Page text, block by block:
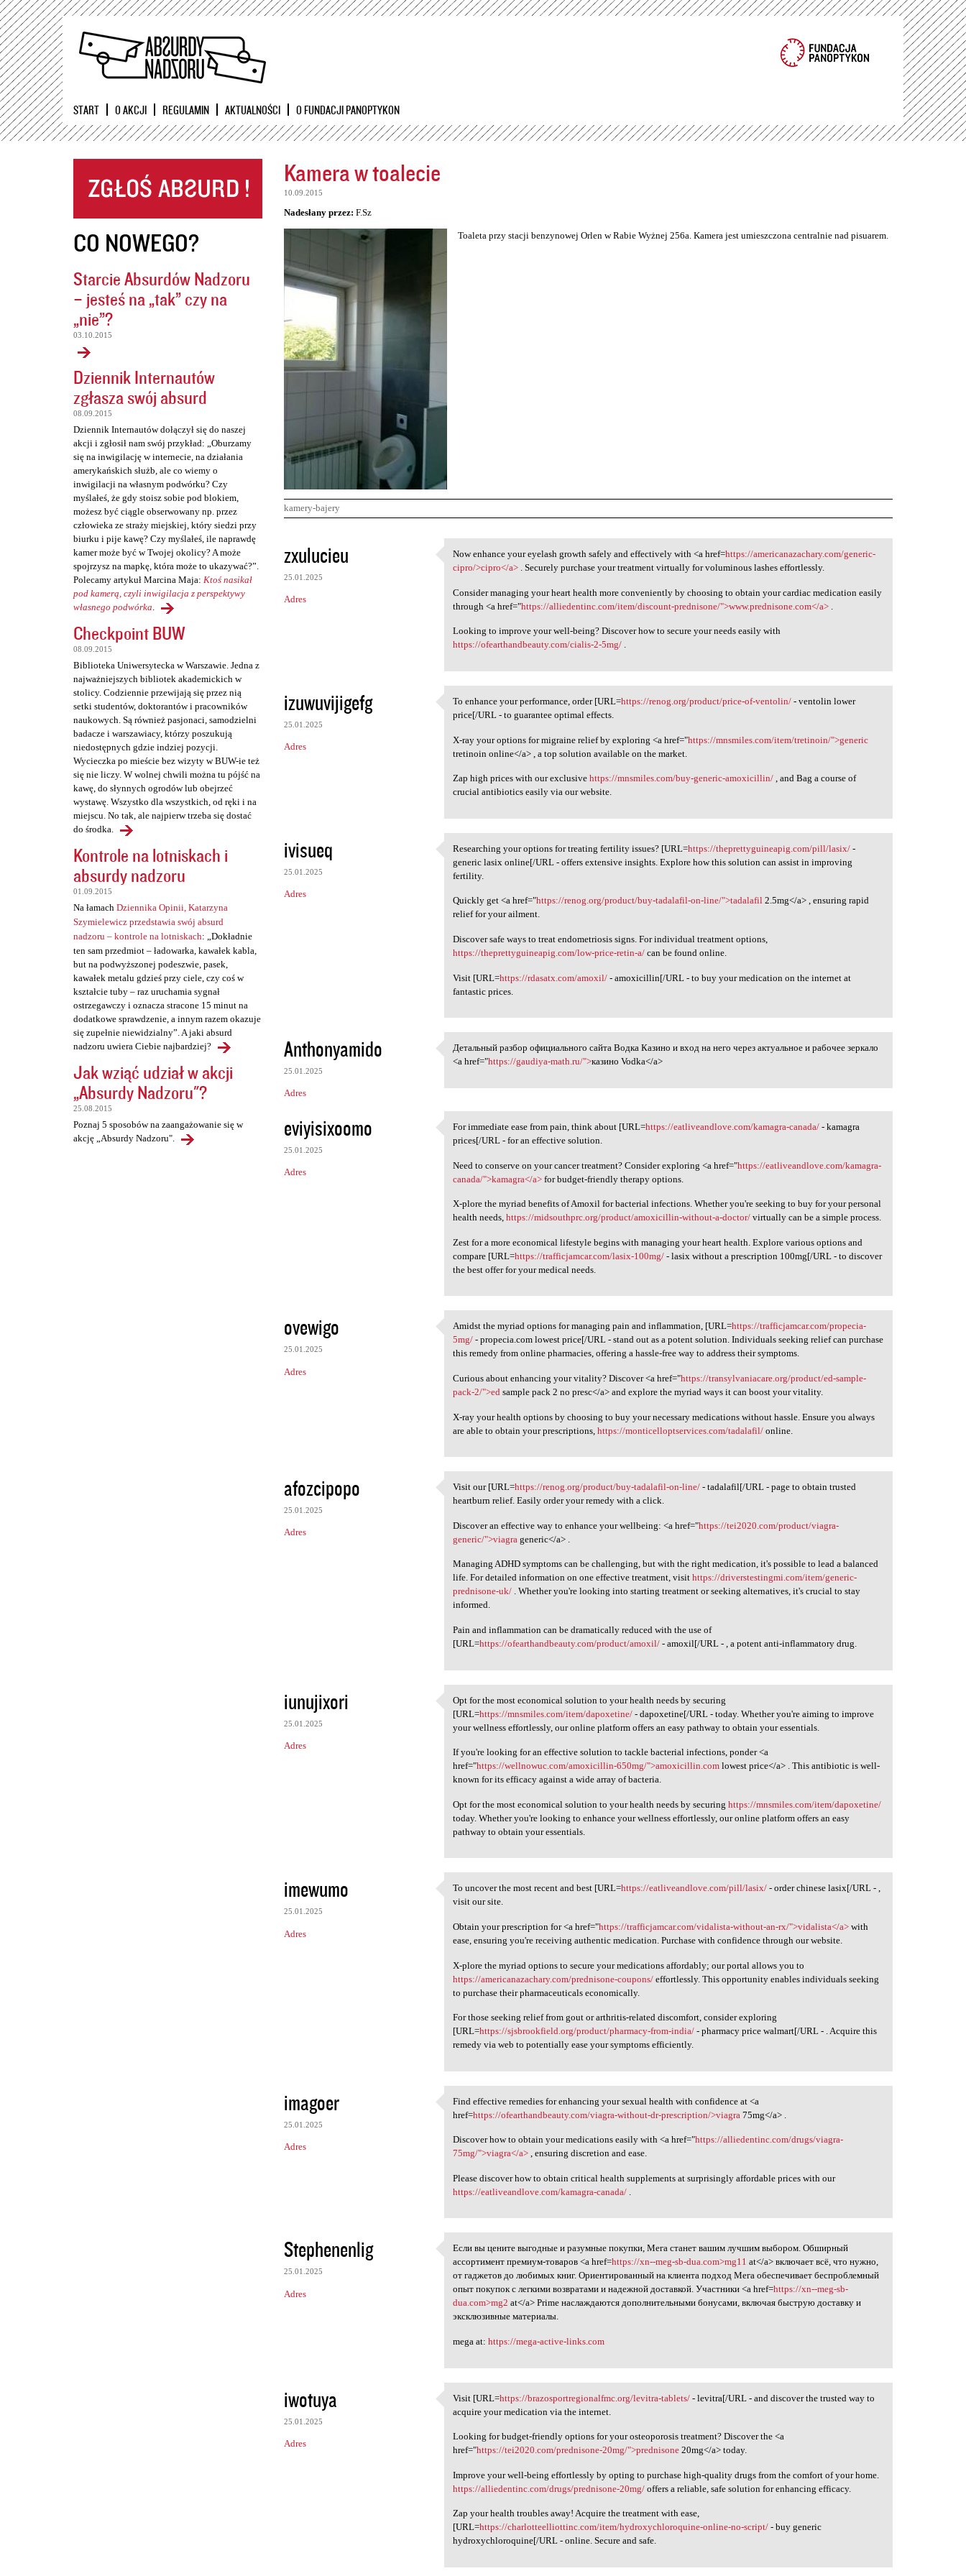
Przejdź
START O AKCJI REGULAMIN AKTUALNOŚCI O FUNDACJI PANOPTYKON
CO NOWEGO?
Starcie Absurdów Nadzoru
– jesteś na „tak” czy na
„nie”?
03.10.2015
Dziennik Internautów
zgłasza swój absurd
08.09.2015
Dziennik Internautów dołączył się do naszej
akcji i zgłosił nam swój przykład: „Oburzamy
się na inwigilację w internecie, na działania
amerykańskich służb, ale co wiemy o
inwigilacji na własnym podwórku? Czy
myślałeś, że gdy stoisz sobie pod blokiem,
możesz być ciągle obserwowany np. przez
człowieka ze straży miejskiej, który siedzi przy
biurku i pije kawę? Czy myślałeś, ile naprawdę
kamer może być w Twojej okolicy? A może
spojrzysz na mapkę, która może to ukazywać?”.
Polecamy artykuł Marcina Maja: Ktoś nasikał
pod kamerą, czyli inwigilacja z perspektywy
własnego podwórka.
Checkpoint BUW
08.09.2015
Biblioteka Uniwersytecka w Warszawie. Jedna z
najważniejszych bibliotek akademickich w
stolicy. Codziennie przewijają się przez nią
setki studentów, doktorantów i pracowników
naukowych. Są również pasjonaci, samodzielni
badacze i warszawiacy, którzy poszukują
niedostępnych gdzie indziej pozycji.
Wycieczka po mieście bez wizyty w BUW-ie też
się nie liczy. W wolnej chwili można tu pójść na
kawę, do słynnych ogrodów lub obejrzeć
wystawę. Wszystko dla wszystkich, od ręki i na
miejscu. No tak, ale najpierw trzeba się dostać
do środka.
Kontrole na lotniskach i
absurdy nadzoru
01.09.2015
Na łamach Dziennika Opinii, Katarzyna
Szymielewicz przedstawia swój absurd
nadzoru – kontrole na lotniskach: „Dokładnie
ten sam przedmiot – ładowarka, kawałek kabla,
but na podwyższonej podeszwie, pasek,
kawałek metalu gdzieś przy ciele, czy coś w
kształcie tuby – raz uruchamia sygnał
ostrzegawczy i oznacza stracone 15 minut na
dodatkowe sprawdzenie, a innym razem okazuje
się zupełnie niewidzialny”. A jaki absurd
nadzoru uwiera Ciebie najbardziej?
Jak wziąć udział w akcji
„Absurdy Nadzoru"?
25.08.2015
Poznaj 5 sposobów na zaangażowanie się w
akcję „Absurdy Nadzoru".
Kamera w toalecie
10.09.2015
Nadesłany przez: F.Sz
Toaleta przy stacji benzynowej Orlen w Rabie Wyżnej 256a. Kamera jest umieszczona centralnie nad pisuarem.
kamery-bajery
K
o
m
e
z
e
zxulucieu
25.01.2025
Adres
Now enhance your eyelash
Now enhance your eyelash growth safely and effectively with <a href=https://americanazachary.com/generic-
cipro/>cipro</a> . Securely purchase your treatment virtually for voluminous lashes effortlessly.
Consider managing your heart health more conveniently by choosing to obtain your cardiac medication easily
through <a href="https://alliedentinc.com/item/discount-prednisone/">www.prednisone.com</a>
Looking to improve your well-being? Discover how to secure your needs easily with
https://ofearthandbeauty.com/cialis-2-5mg/ .
izuwuvijigefg
25.01.2025
Adres
To enhance your performance,
To enhance your performance, order [URL=https://renog.org/product/price-of-ventolin/ - ventolin lower
price[/URL - to guarantee optimal effects.
X-ray your options for migraine relief by exploring <a href="https://mnsmiles.com/item/tretinoin/">generic
tretinoin online</a> , a top solution available on the market.
Zap high prices with our exclusivehttps://mnsmiles.com/buy-generic-amoxicillin/ , and Bag a course of
crucial antibiotics easily via our website.
ivisueq
25.01.2025
Adres
Researching your options for
Researching your options for treating fertility issues? [URL=https://theprettyguineapig.com/pill/lasix/ -
generic lasix online[/URL - offers extensive insights. Explore how this solution can assist in improving
fertility.
Quickly get <a href="https://renog.org/product/buy-tadalafil-on-line/">tadalafil 2.5mg</a> , ensuring rapid
relief for your ailment.
Discover safe ways to treat endometriosis signs. For individual treatment options,
https://theprettyguineapig.com/low-price-retin-a/ can be found online.
Visit [URL=https://rdasatx.com/amoxil/ - amoxicillin[/URL - to buy your medication on the internet at
fantastic prices.
Anthonyamido
25.01.2025
Adres
Детальный разбор официального
Детальный разбор официального сайта Водка Казино и вход на него через актуальное и рабочее зеркало
<a href="https://gaudiya-math.ru/">казино Vodka</a>
eviyisixoomo
25.01.2025
Adres
For immediate ease from pain,
For immediate ease from pain, think about [URL=https://eatliveandlove.com/kamagra-canada/ - kamagra
prices[/URL - for an effective solution.
Need to conserve on your cancer treatment? Consider exploring <a href="https://eatliveandlove.com/kamagra-
canada/">kamagra</a> for budget-friendly therapy options.
X-plore the myriad benefits of Amoxil for bacterial infections. Whether you're seeking to buy for your personal
health needs,https://midsouthprc.org/product/amoxicillin-without-a-doctor/ virtually can be a simple process.
Zest for a more economical lifestyle begins with managing your heart health. Explore various options and
compare [URL=https://trafficjamcar.com/lasix-100mg/ - lasix without a prescription 100mg[/URL - to discover
the best offer for your medical needs.
ovewigo
25.01.2025
Adres
Amidst the myriad options for
Amidst the myriad options for managing pain and inflammation, [URL=https://trafficjamcar.com/propecia-
5mg/ - propecia.com lowest price[/URL - stand out as a potent solution. Individuals seeking relief can purchase
this remedy from online pharmacies, offering a hassle-free way to address their symptoms.
Curious about enhancing your vitality? Discover <a href="https://transylvaniacare.org/product/ed-sample-
pack-2/">ed sample pack 2 no presc</a> and explore the myriad ways it can boost your vitality.
X-ray your health options by choosing to buy your necessary medications without hassle. Ensure you always
are able to obtain your prescriptions,https://monticelloptservices.com/tadalafil/ online.
afozcipopo
25.01.2025
Adres
Visit our [URL=https://renog
Visit our [URL=https://renog.org/product/buy-tadalafil-on-line/ - tadalafil[/URL - page to obtain trusted
heartburn relief. Easily order your remedy with a click.
Discover an effective way to enhance your wellbeing: <a href="https://tei2020.com/product/viagra-
generic/">viagra generic</a> .
Managing ADHD symptoms can be challenging, but with the right medication, it's possible to lead a balanced
life. For detailed information on one effective treatment, visithttps://driverstestingmi.com/item/generic-
prednisone-uk/ . Whether you're looking into starting treatment or seeking alternatives, it's crucial to stay
informed.
Pain and inflammation can be dramatically reduced with the use of
[URL=https://ofearthandbeauty.com/product/amoxil/ - amoxil[/URL - , a potent anti-inflammatory drug.
iunujixori
25.01.2025
Adres
Opt for the most economical
Opt for the most economical solution to your health needs by securing
[URL=https://mnsmiles.com/item/dapoxetine/ - dapoxetine[/URL - today. Whether you're aiming to improve
your wellness effortlessly, our online platform offers an easy pathway to obtain your essentials.
If you're looking for an effective solution to tackle bacterial infections, ponder <a
href="https://wellnowuc.com/amoxicillin-650mg/">amoxicillin.com lowest price</a> . This antibiotic is well-
known for its efficacy against a wide array of bacteria.
Opt for the most economical solution to your health needs by securinghttps://mnsmiles.com/item/dapoxetine/
today. Whether you're looking to enhance your wellness effortlessly, our online platform offers an easy
pathway to obtain your essentials.
imewumo
25.01.2025
Adres
To uncover the most recent
To uncover the most recent and best [URL=https://eatliveandlove.com/pill/lasix/ - order chinese lasix[/URL - ,
visit our site.
Obtain your prescription for <a href="https://trafficjamcar.com/vidalista-without-an-rx/">vidalista</a> with
ease, ensuring you're receiving authentic medication. Purchase with confidence through our website.
X-plore the myriad options to secure your medications affordably; our portal allows you to
https://americanazachary.com/prednisone-coupons/ effortlessly. This opportunity enables individuals seeking
to purchase their pharmaceuticals economically.
For those seeking relief from gout or arthritis-related discomfort, consider exploring
[URL=https://sjsbrookfield.org/product/pharmacy-from-india/ - pharmacy price walmart[/URL - . Acquire this
remedy via web to potentially ease your symptoms efficiently.
imagoer
25.01.2025
Adres
Find effective remedies for
Find effective remedies for enhancing your sexual health with confidence at <a
href=https://ofearthandbeauty.com/viagra-without-dr-prescription/>viagra 75mg</a> .
Discover how to obtain your medications easily with <a href="https://alliedentinc.com/drugs/viagra-
75mg/">viagra</a> , ensuring discretion and ease.
Please discover how to obtain critical health supplements at surprisingly affordable prices with our
https://eatliveandlove.com/kamagra-canada/
Stephenenlig
25.01.2025
Adres
Если вы цените выгодные и
Если вы цените выгодные и разумные покупки, Мега станет вашим лучшим выбором. Обширный
ассортимент премиум-товаров <a href=https://xn--meg-sb-dua.com>mg11 at</a> включает всё, что нужно,
от гаджетов до любимых книг. Ориентированный на клиента подход Мега обеспечивает беспроблемный
опыт покупок с легкими возвратами и надежной доставкой. Участники <a href=https://xn--meg-sb-
dua.com>mg2 at</a> Prime наслаждаются дополнительными бонусами, включая быструю доставку и
эксклюзивные материалы.
mega at:https://mega-active-links.com
iwotuya
25.01.2025
Adres
Visit [URL=https:/
Visit [URL=https://brazosportregionalfmc.org/levitra-tablets/ - levitra[/URL - and discover the trusted way to
acquire your medication via the internet.
Looking for budget-friendly options for your osteoporosis treatment? Discover the <a
href="https://tei2020.com/prednisone-20mg/">prednisone 20mg</a> today.
Improve your well-being effortlessly by opting to purchase high-quality drugs from the comfort of your home.
https://alliedentinc.com/drugs/prednisone-20mg/ offers a reliable, safe solution for enhancing efficacy.
Zap your health troubles away! Acquire the treatment with ease,
[URL=https://charlotteelliottinc.com/item/hydroxychloroquine-online-no-script/ - buy generic
hydroxychloroquine[/URL - online. Secure and safe.